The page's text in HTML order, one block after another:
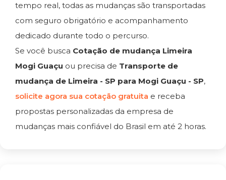
tempo real, todas as mudanças são transportadas
com seguro obrigatório e acompanhamento
dedicado durante todo o percurso.
Se você busca Cotação de mudança Limeira
Mogi Guaçu ou precisa de Transporte de
mudança de Limeira - SP para Mogi Guaçu - SP,
solicite agora sua cotação gratuita e receba
propostas personalizadas da empresa de
mudanças mais confiável do Brasil em até 2 horas.